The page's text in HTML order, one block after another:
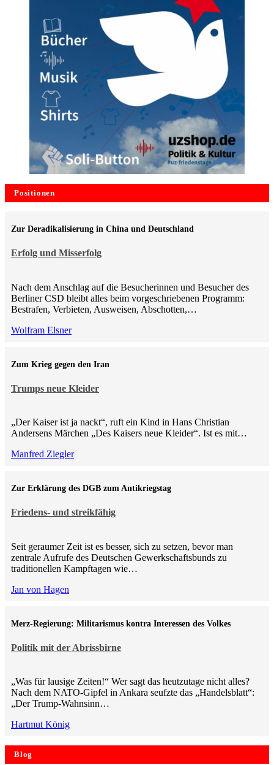
Positionen
Erfolg und Misserfolg
Zur Deradikalisierung in China und Deutschland
Nach dem Anschlag auf die Besucherinnen und Besucher des
Berliner CSD bleibt alles beim vorgeschriebenen Programm:
Bestrafen, Verbieten, Ausweisen, Abschotten,…
Wolfram Elsner
Trumps neue Kleider
Zum Krieg gegen den Iran
„Der Kaiser ist ja nackt“, ruft ein Kind in Hans Christian
Andersens Märchen „Des Kaisers neue Kleider“. Ist es mit…
Manfred Ziegler
Friedens- und streikfähig
Zur Erklärung des DGB zum Antikriegstag
Seit geraumer Zeit ist es besser, sich zu setzen, bevor man
zentrale Aufrufe des Deutschen Gewerkschaftsbunds zu
traditionellen Kampftagen wie…
Jan von Hagen
Politik mit der Abrissbirne
Merz-Regierung: Militarismus kontra Inte­ressen des Volkes
„Was für lausige Zeiten!“ Wer sagt das heutzutage nicht alles?
Nach dem NATO-Gipfel in Ankara seufzte das „Handelsblatt“:
„Der Trump-Wahnsinn…
Hartmut König
Blog